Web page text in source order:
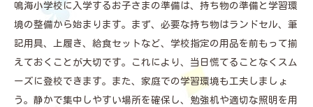
鳴海小学校に入学するお子さまの準備は、持ち物の準備と学習環
境の整備から始まります。まず、必要な持ち物はランドセル、筆
記用具、上履き、給食セットなど、学校指定の用品を前もって揃
えておくことが大切です。これにより、当日慌てることなくスム
ーズに登校できます。また、家庭での学習環境も工夫しましょ
う。静かで集中しやすい場所を確保し、勉強机や適切な照明を用